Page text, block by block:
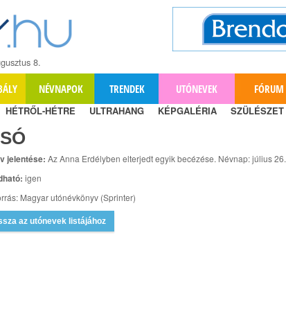
8.
NÉVNAPOK TRENDEK UTÓNEVEK FÓRUM
HÉTRŐL-HÉTRE ULTRAHANG KÉPGALÉRIA SZÜLÉSZET
jelentése: Az Anna Erdélyben elterjedt egyik becézése. Névnap: július 26.
igen
Magyar utónévkönyv (Sprinter)
az utónevek listájához